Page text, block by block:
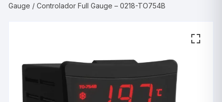
Gauge / Controlador Full Gauge – 0218-TO754B